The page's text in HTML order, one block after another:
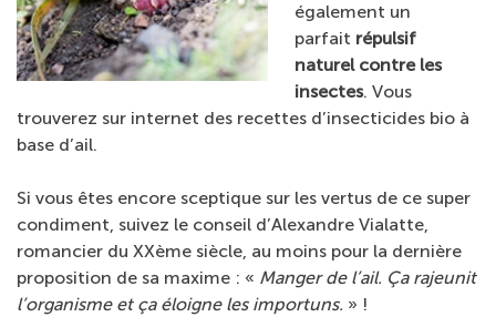
également un
parfait répulsif
naturel contre les
insectes. Vous
trouverez sur internet des recettes d’insecticides bio à
base d’ail.
Si vous êtes encore sceptique sur les vertus de ce super
condiment, suivez le conseil d’Alexandre Vialatte,
romancier du XXème siècle, au moins pour la dernière
proposition de sa maxime : « Manger de l’ail. Ça rajeunit
l’organisme et ça éloigne les importuns. » !